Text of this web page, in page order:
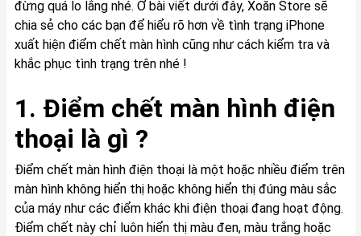
đừng quá lo lắng nhé. Ở bài viết dưới đây, Xoăn Store sẽ
chia sẻ cho các bạn để hiểu rõ hơn về tình trạng iPhone
xuất hiện điểm chết màn hình cũng như cách kiểm tra và
khắc phục tình trạng trên nhé !
1. Điểm chết màn hình điện
thoại là gì ?
Điểm chết màn hình điện thoại là một hoặc nhiều điểm trên
màn hình không hiển thị hoặc không hiển thị đúng màu sắc
của máy như các điểm khác khi điện thoại đang hoạt động.
Điểm chết này chỉ luôn hiển thị màu đen, màu trắng hoặc